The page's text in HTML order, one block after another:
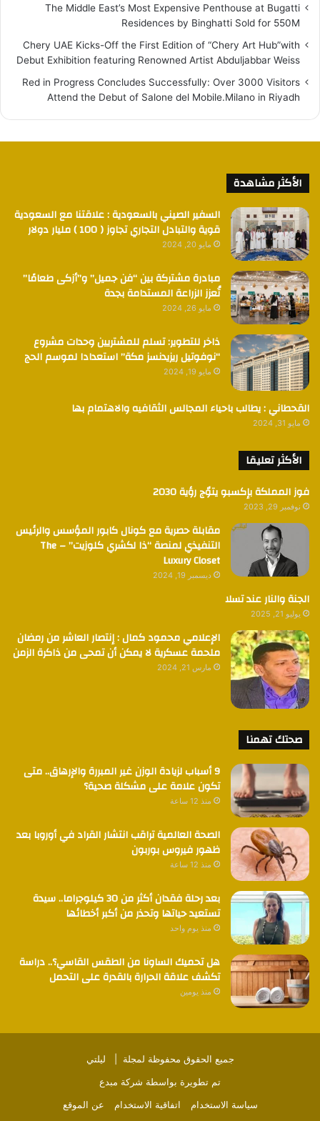
The Middle East’s Most Expensive Penthouse at Bugatti
Residences by Binghatti Sold for 550M
Chery UAE Kicks-Off the First Edition of “Chery Art Hub”with
Debut Exhibition featuring Renowned Artist Abduljabbar Weiss
Red in Progress Concludes Successfully: Over 3000 Visitors
Attend the Debut of Salone del Mobile.Milano in Riyadh
الأكثر مشاهدة
السفير الصيني بالسعودية : علاقتنا مع السعودية
قوية والتبادل التجاري تجاوز ( 100 ) مليار دولار
مايو 20, 2024
مبادرة مشتركة بين “فن جميل” و”أزكى طعامًا”
تُعزز الزراعة المستدامة بجدة
مايو 26, 2024
ذاخر للتطوير: تسلم للمشتريين وحدات مشروع
“نوفوتيل ريزيدنسز مكة” استعدادا لموسم الحج
مايو 19, 2024
القحطاني : يطالب باحياء المجالس الثقافيه والاهتمام بها
مايو 31, 2024
الأكثر تعليقا
فوز المملكة بإكسبو يتوٌج رؤية 2030
نوفمبر 29, 2023
مقابلة حصرية مع كونال كابور المؤسس والرئيس
التنفيذي لمنصة “ذا لكشري كلوزيت” – The
Luxury Closet
ديسمبر 19, 2024
الجنة والنار عند تسلا
يوليو 21, 2025
الإعلامي محمود كمال : إنتصار العاشر من رمضان
ملحمة عسكرية لا يمكن أن تمحى من ذاكرة الزمن
مارس 21, 2024
صحتك تهمنا
9 أسباب لزيادة الوزن غير المبررة والإرهاق.. متى
تكون علامة على مشكلة صحية؟
منذ 12 ساعة
الصحة العالمية تراقب انتشار القراد في أوروبا بعد
ظهور فيروس بوربون
منذ 12 ساعة
بعد رحلة فقدان أكثر من 30 كيلوجراما.. سيدة
تستعيد حياتها وتحذر من أكبر أخطائها
منذ يوم واحد
هل تحميك الساونا من الطقس القاسي؟.. دراسة
تكشف علاقة الحرارة بالقدرة على التحمل
منذ يومين
جميع الحقوق محفوظة لمجلة | ليلتي
تم تطويرة بواسطة شركة مبدع
سياسة الاستخدام
اتفاقية الاستخدام عن الموقع